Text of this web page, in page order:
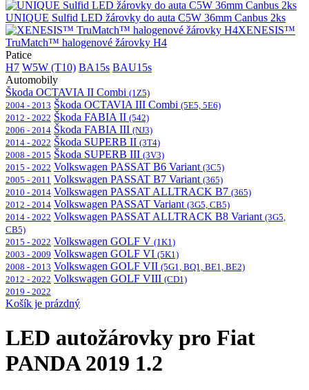
UNIQUE Sulfid LED žárovky do auta C5W 36mm Canbus 2ks
XENESIS™
TruMatch™ halogenové žárovky H4
Patice
H7 W5W (T10) BA15s BAU15s
Automobily
Škoda OCTAVIA II Combi (1Z5)
2004 - 2013 Škoda OCTAVIA III Combi (5E5, 5E6)
2012 - 2022 Škoda FABIA II (542)
2006 - 2014 Škoda FABIA III (NJ3)
2014 - 2022 Škoda SUPERB II (3T4)
2008 - 2015 Škoda SUPERB III (3V3)
2015 - 2022 Volkswagen PASSAT B6 Variant (3C5)
2005 - 2011 Volkswagen PASSAT B7 Variant (365)
2010 - 2014 Volkswagen PASSAT ALLTRACK B7 (365)
2012 - 2014 Volkswagen PASSAT Variant (3G5, CB5)
2014 - 2022 Volkswagen PASSAT ALLTRACK B8 Variant (3G5,
CB5)
2015 - 2022 Volkswagen GOLF V (1K1)
2003 - 2009 Volkswagen GOLF VI (5K1)
2008 - 2013 Volkswagen GOLF VII (5G1, BQ1, BE1, BE2)
2012 - 2022 Volkswagen GOLF VIII (CD1)
2019 - 2022
Košík je prázdný
LED autožárovky pro Fiat
PANDA 2019 1.2